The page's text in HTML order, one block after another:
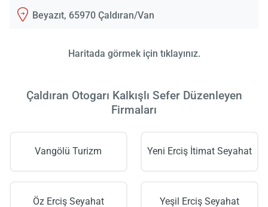
Beyazıt, 65970 Çaldıran/Van
Haritada görmek için tıklayınız.
Çaldıran Otogarı Kalkışlı Sefer Düzenleyen
Firmaları
Vangölü Turizm Yeni Erciş İtimat Seyahat
Öz Erciş Seyahat Yeşil Erciş Seyahat